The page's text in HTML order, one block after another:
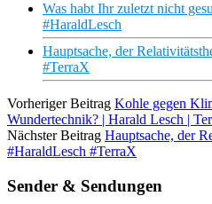
Was habt Ihr zuletzt nicht
#HaraldLesch
Hauptsache, der
#TerraX
Vorheriger Beitrag Kohle gegen
Wundertechnik? | Harald Lesch |
Nächster Beitrag Hauptsache, der
#HaraldLesch #TerraX
Sender & Sendungen